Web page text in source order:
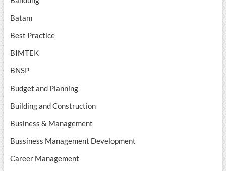
Batam
Best Practice
BIMTEK
BNSP
Budget and Planning
Building and Construction
Business & Management
Bussiness Management Development
Career Management